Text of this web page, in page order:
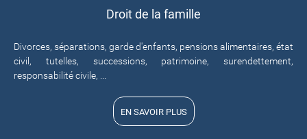
Droit de la famille
Divorces, séparations, garde d'enfants, pensions alimentaires, état
civil, tutelles, successions, patrimoine, surendettement,
responsabilité civile, ...
EN SAVOIR PLUS